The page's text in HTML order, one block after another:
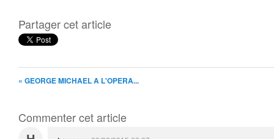
Partager cet article
« GEORGE MICHAEL A L'OPERA...
Commenter cet article